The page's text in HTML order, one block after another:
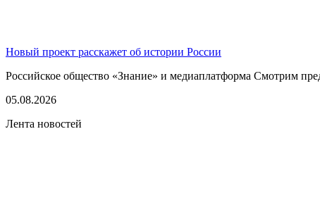
Новый проект расскажет об истории России
Российское общество «Знание» и медиаплатформа Смотрим
05.08.2026
Лента новостей